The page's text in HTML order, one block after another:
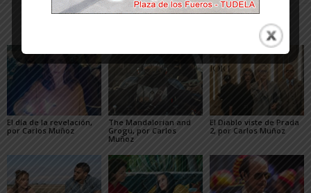
El día de la revelación,
por Carlos Muñoz
The Mandalorian and
Grogu, por Carlos
Muñoz
El Diablo viste de Prada
2, por Carlos Muñoz